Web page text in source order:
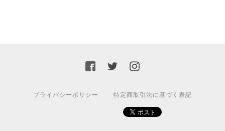
プライバシーポリシー 特定商取引法に基づく表記